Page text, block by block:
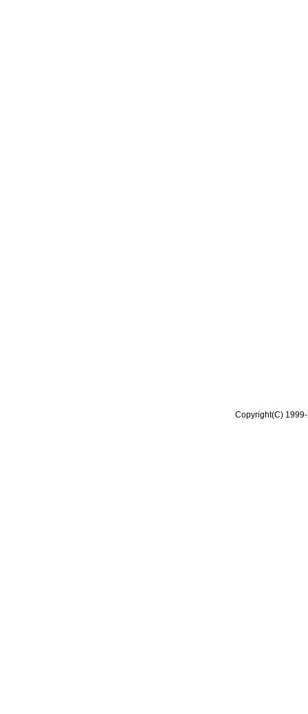
Copyright(C)